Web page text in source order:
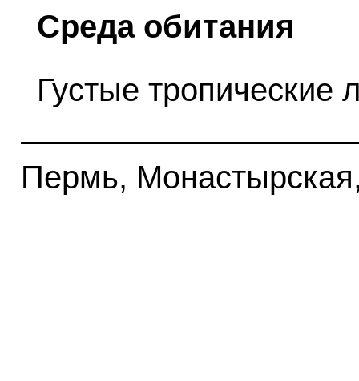
Среда обитания
Густые тропические
Пермь,